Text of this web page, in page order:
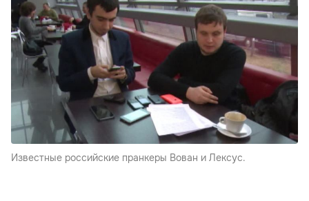
Известные российские пранкеры Вован и Лексус.